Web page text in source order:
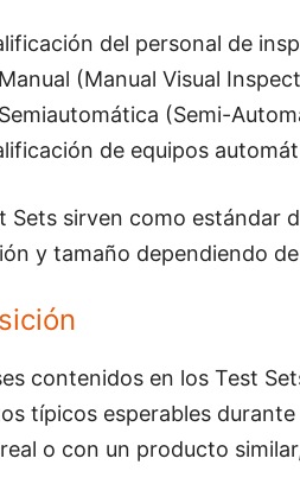
del personal de
Manual (Manual Visual
Semiautomática (Semi-
de equipos
Sets sirven como estándar
y tamaño dependiendo
contenidos en los Test
típicos esperables
o con un producto